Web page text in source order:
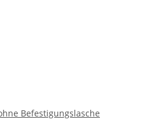
Befestigungslasche